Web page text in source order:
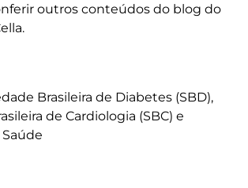
outros conteúdos do blog do
.
Brasileira de Diabetes (SBD),
de Cardiologia (SBC) e